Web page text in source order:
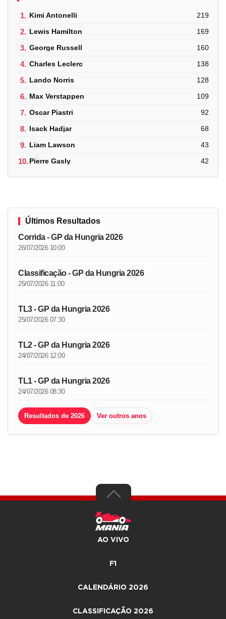
1. Kimi Antonelli 219
2. Lewis Hamilton 169
3. George Russell 160
4. Charles Leclerc 138
5. Lando Norris 128
6. Max Verstappen 109
7. Oscar Piastri 92
8. Isack Hadjar 68
9. Liam Lawson 43
10.Pierre Gasly 42
Últimos Resultados
Corrida - GP da Hungria 2026
26/07/2026 10:00
Classificação - GP da Hungria 2026
25/07/2026 11:00
TL3 - GP da Hungria 2026
25/07/2026 07:30
TL2 - GP da Hungria 2026
24/07/2026 12:00
TL1 - GP da Hungria 2026
24/07/2026 08:30
Resultados de 2026 Ver outros anos
AO VIVO
F1
CALENDÁRIO 2026
CLASSIFICAÇÃO 2026